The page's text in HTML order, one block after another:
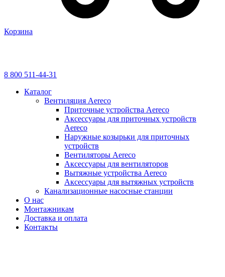
Корзина
8 800 511-44-31
Каталог
Вентиляция Aereco
Приточные устройства Aereco
Аксессуары для приточных устройств
Aereco
Наружные козырьки для приточных
устройств
Вентиляторы Aereco
Аксессуары для вентиляторов
Вытяжные устройства Aereco
Аксессуары для вытяжных устройств
Канализационные насосные станции
О нас
Монтажникам
Доставка и оплата
Контакты